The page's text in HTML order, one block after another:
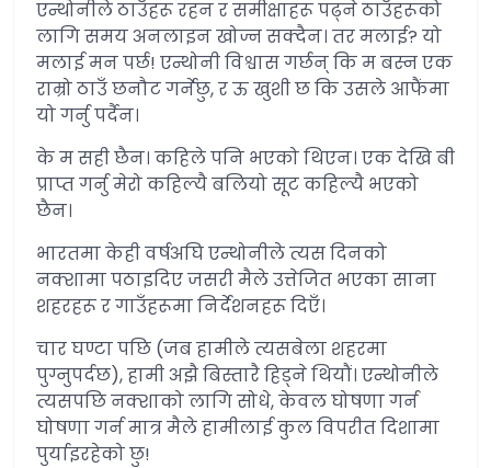
एन्थोनीले ठाउँहरू रहन र समीक्षाहरू पढ्ने ठाउँहरूको
लागि समय अनलाइन खोज्न सक्दैन। तर मलाई? यो
मलाई मन पर्छ! एन्थोनी विश्वास गर्छन् कि म बस्न एक
राम्रो ठाउँ छनौट गर्नेछु, र ऊ खुशी छ कि उसले आफैंमा
यो गर्नु पर्दैन।
के म सही छैन। कहिले पनि भएको थिएन। एक देखि बी
प्राप्त गर्नु मेरो कहिल्यै बलियो सूट कहिल्यै भएको
छैन।
भारतमा केही वर्षअघि एन्थोनीले त्यस दिनको
नक्शामा पठाइदिए जसरी मैले उत्तेजित भएका साना
शहरहरू र गाउँहरूमा निर्देशनहरू दिएँ।
चार घण्टा पछि (जब हामीले त्यसबेला शहरमा
पुग्नुपर्दछ), हामी अझै बिस्तारै हिड्ने थियौं। एन्थोनीले
त्यसपछि नक्शाको लागि सोधे, केवल घोषणा गर्न
घोषणा गर्न मात्र मैले हामीलाई कुल विपरीत दिशामा
पुर्याइरहेको छु!